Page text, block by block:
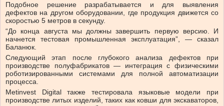
Подобное решение разрабатывается и для выявления
дефектов на другом оборудовании, где продукция движется со
скоростью 5 метров в секунду.
“До конца августа мы должны завершить первую версию. И
начнется тестовая промышленная эксплуатация”, — сказал
Баланюк.
Следующий этап после глубокого анализа дефектов при
производстве полуфабрикатов — интеграция с физическими
роботизированными системами для полной автоматизации
процесса.
Metinvest Digital также тестировала языковые модели при
производстве литых изделий, таких как ковши для экскаваторов,